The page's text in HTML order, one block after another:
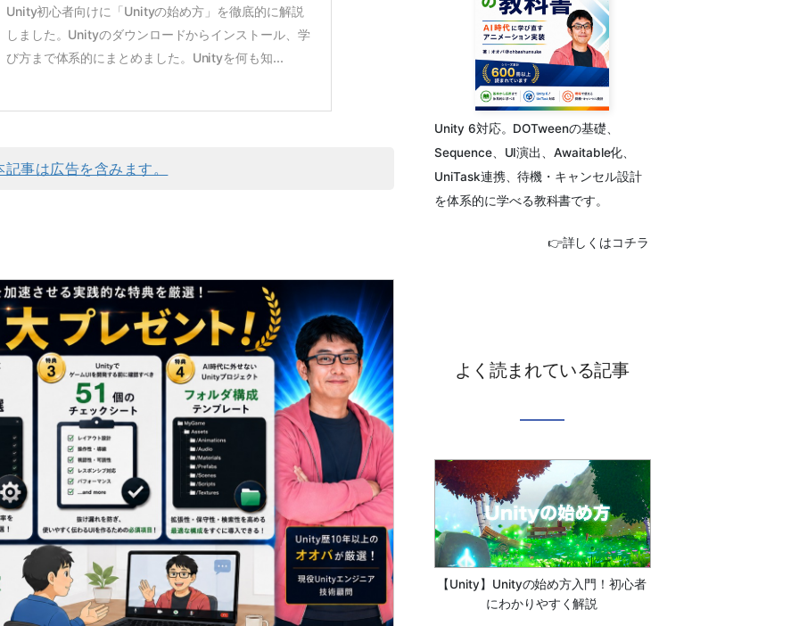
Unity初心者向けに「Unityの始め方」を徹底的に解説
しました。Unityのダウンロードからインストール、学
び方まで体系的にまとめました。Unityを何も知...
事は広告を含みます。
Unity 6対応。DOTweenの基礎、
Sequence、UI演出、Awaitable化、
UniTask連携、待機・キャンセル設計
を体系的に学べる教科書です。
👉詳しくはコチラ
よく読まれている記事
【Unity】Unityの始め方入門！初心者
にわかりやすく解説